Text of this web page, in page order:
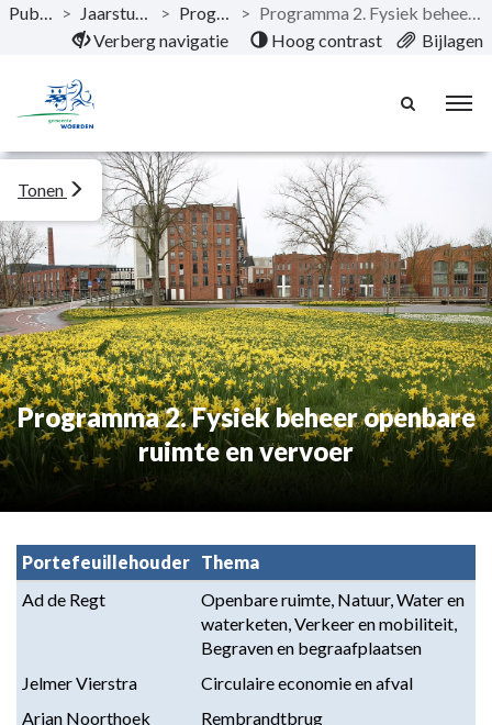
Naar hoofdinhoud
Publicaties > Jaarstukken 2022 > Programma's >
Programma 2. Fysiek beheer openbare ruimte en vervoer
Verberg navigatie
Hoog contrast Bijlagen
Programma 2. Fysiek beheer openbare
ruimte en vervoer
Tonen
Portefeuillehouder Thema
Ad de Regt
Openbare ruimte, Natuur, Water en
waterketen, Verkeer en mobiliteit,
Begraven en begraafplaatsen
Jelmer Vierstra
Circulaire economie en afval
Arjan Noorthoek
Rembrandtbrug